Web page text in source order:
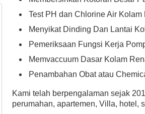
Test PH dan Chlorine Air Kolam
Menyikat Dinding Dan Lantai
Pemeriksaan Fungsi Kerja
Memvaccuum Dasar Kolam
Penambahan Obat atau
Kami telah berpengalaman sejak
perumahan, apartemen, Villa, hotel,